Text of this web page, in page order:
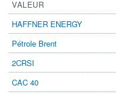
VALEUR
HAFFNER ENERGY
Pétrole Brent
2CRSI
CAC 40